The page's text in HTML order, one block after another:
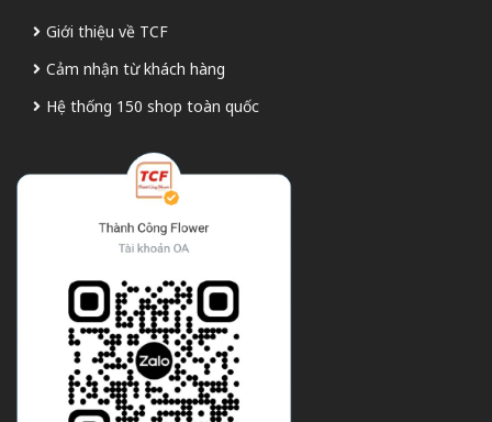
Giới thiệu về TCF
Cảm nhận từ khách hàng
Hệ thống 150 shop toàn quốc